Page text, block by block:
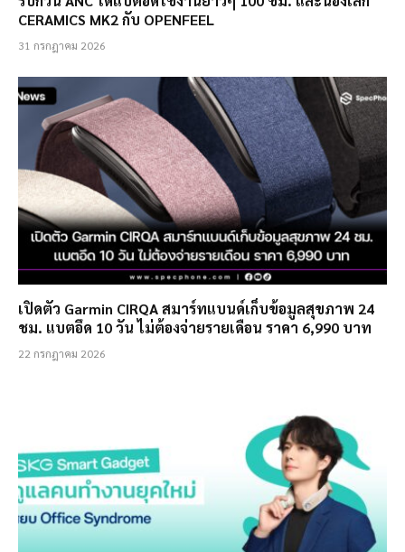
CERAMICS MK2 กับ OPENFEEL
31 กรกฎาคม 2026
เปิดตัว Garmin CIRQA สมาร์ทแบนด์เก็บข้อมูลสุขภาพ 24
ชม. แบตอึด 10 วัน ไม่ต้องจ่ายรายเดือน ราคา 6,990 บาท
22 กรกฎาคม 2026